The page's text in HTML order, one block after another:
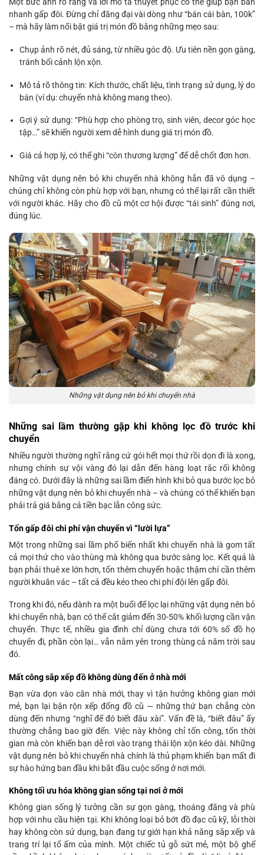
Một bức ảnh rõ ràng và lời mô tả thuyết phục có thể giúp bạn bán
nhanh gấp đôi. Đừng chỉ đăng đại vài dòng như “bán cái bàn, 100k”
– mà hãy làm nổi bật giá trị món đồ bằng những mẹo sau:
Chụp ảnh rõ nét, đủ sáng, từ nhiều góc độ. Ưu tiên nền gọn gàng,
tránh bối cảnh lộn xộn.
Mô tả rõ thông tin: Kích thước, chất liệu, tình trạng sử dụng, lý do
bán (ví dụ: chuyển nhà không mang theo).
Gợi ý sử dụng: “Phù hợp cho phòng trọ, sinh viên, decor góc học
tập…” sẽ khiến người xem dễ hình dung giá trị món đồ.
Giá cả hợp lý, có thể ghi “còn thương lượng” để dễ chốt đơn hơn.
Những vật dụng nên bỏ khi chuyển nhà không hẳn đã vô dụng –
chúng chỉ không còn phù hợp với bạn, nhưng có thể lại rất cần thiết
với người khác. Hãy cho đồ cũ một cơ hội được “tái sinh” đúng nơi,
đúng lúc.
Những vật dụng nên bỏ khi chuyển nhà
Những sai lầm thường gặp khi không lọc đồ trước khi
chuyển
Nhiều người thường nghĩ rằng cứ gói hết mọi thứ rồi dọn đi là xong,
nhưng chính sự vội vàng đó lại dẫn đến hàng loạt rắc rối không
đáng có. Dưới đây là những sai lầm điển hình khi bỏ qua bước lọc bỏ
những vật dụng nên bỏ khi chuyển nhà – và chúng có thể khiến bạn
phải trả giá bằng cả tiền bạc lẫn công sức.
Tốn gấp đôi chi phí vận chuyển vì “lười lựa”
Một trong những sai lầm phổ biến nhất khi chuyển nhà là gom tất
cả mọi thứ cho vào thùng mà không qua bước sàng lọc. Kết quả là
bạn phải thuê xe lớn hơn, tốn thêm chuyến hoặc thậm chí cần thêm
người khuân vác – tất cả đều kéo theo chi phí đội lên gấp đôi.
Trong khi đó, nếu dành ra một buổi để lọc lại những vật dụng nên bỏ
khi chuyển nhà, bạn có thể cắt giảm đến 30-50% khối lượng cần vận
chuyển. Thực tế, nhiều gia đình chỉ dùng chưa tới 60% số đồ họ
chuyển đi, phần còn lại… vẫn nằm yên trong thùng cả năm trời sau
đó.
Mất công sắp xếp đồ không dùng đến ở nhà mới
Bạn vừa dọn vào căn nhà mới, thay vì tận hưởng không gian mới
mẻ, bạn lại bận rộn xếp đống đồ cũ — những thứ bạn chẳng còn
dùng đến nhưng “nghĩ để đó biết đâu xài”. Vấn đề là, “biết đâu” ấy
thường chẳng bao giờ đến. Việc này không chỉ tốn công, tốn thời
gian mà còn khiến bạn dễ rơi vào trạng thái lộn xộn kéo dài. Những
vật dụng nên bỏ khi chuyển nhà chính là thủ phạm khiến bạn mất đi
sự hào hứng ban đầu khi bắt đầu cuộc sống ở nơi mới.
Không tối ưu hóa không gian sống tại nơi ở mới
Không gian sống lý tưởng cần sự gọn gàng, thoáng đãng và phù
hợp với nhu cầu hiện tại. Khi không loại bỏ bớt đồ đạc cũ kỹ, lỗi thời
hay không còn sử dụng, bạn đang tự giới hạn khả năng sắp xếp và
trang trí lại tổ ấm của mình. Một chiếc tủ gỗ sứt mẻ, một bộ ghế